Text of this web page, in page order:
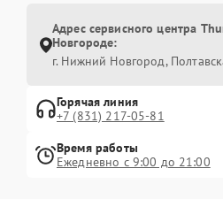
Адрес сервисного центра
Новгороде:
г. Нижний Новгород,
Горячая линия
+7 (831) 217-05-81
Время работы
Ежедневно с 9:00 до 21:00